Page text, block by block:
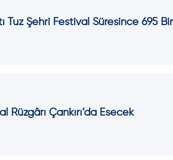
Tuz Şehri Festival Süresince 695
Rüzgârı Çankırı’da Esecek